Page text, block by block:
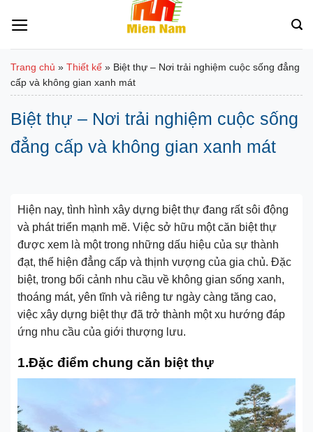
qua
Trang chủ » Thiết kế » Biệt thự – Nơi trải nghiệm cuộc sống đẳng
cấp và không gian xanh mát
Biệt thự – Nơi trải nghiệm cuộc sống
đẳng cấp và không gian xanh mát
Hiện nay, tình hình xây dựng biệt thự đang rất sôi động
và phát triển mạnh mẽ. Việc sở hữu một căn biệt thự
được xem là một trong những dấu hiệu của sự thành
đạt, thể hiện đẳng cấp và thịnh vượng của gia chủ. Đặc
biệt, trong bối cảnh nhu cầu về không gian sống xanh,
thoáng mát, yên tĩnh và riêng tư ngày càng tăng cao,
việc xây dựng biệt thự đã trở thành một xu hướng đáp
ứng nhu cầu của giới thượng lưu.
1.Đặc điểm chung căn biệt thự